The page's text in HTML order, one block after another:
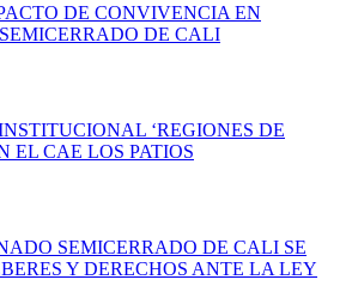
DE CONVIVENCIA EN
DE CALI
‘REGIONES DE
EL CAE LOS PATIOS
SEMICERRADO DE CALI SE
Y DERECHOS ANTE LA LEY